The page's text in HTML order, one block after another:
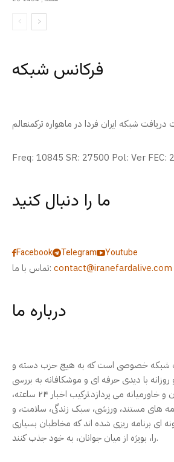
فرکانس شبکه
Freq: 10845 SR: 27500 Pol: Ver FEC:
ما را دنبال کنید
Facebook Telegram
Youtube
تماس با ما: contact@iranefardalive.com
درباره ما
شبکه خصوصی است که به هیچ حزب دسته و
روزانه با دیدی حرفه ای و موشکافانه به بررسی
مهمترین رویدادهای ایران و خاورمیانه می پردازد.ترکیب اخبار ۲۴ ساعته،
های مستند، ورزشی، سبک زندگی، سلامت، و
ای برنامه ریزی شده اند که مخاطبان بسیاری
را، بویژه از میان جوانان، به خود جذب کنند.